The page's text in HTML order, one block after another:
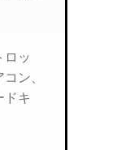
ロッ
ン、
ドキ